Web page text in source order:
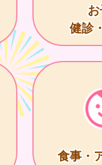
健診
食事・